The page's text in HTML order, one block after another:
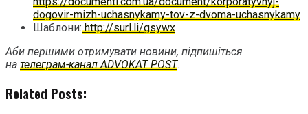
dogovir-mizh-uchasnykamy-tov-z-dvoma-uchasnykamy
Шаблони: http://surl.li/gsywx
Аби першими отримувати новини, підпишіться
на телеграм-канал ADVOKAT POST.
Related Posts: